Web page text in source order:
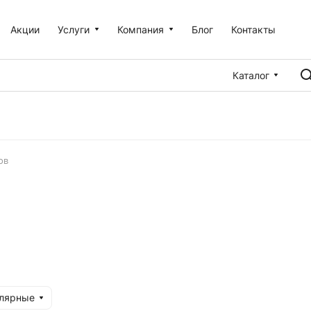
Акции Услуги Компания Блог Контакты
Каталог